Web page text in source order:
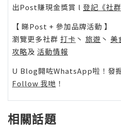
出Post賺現金獎賞 l 登記《社
【 睇Post + 參加品牌活動 】
瀏覽更多社群 打卡 丶 旅遊 丶 美
攻略及 活動情報
U Blog開咗WhatsApp啦！發
Follow 我哋 ！
相關話題